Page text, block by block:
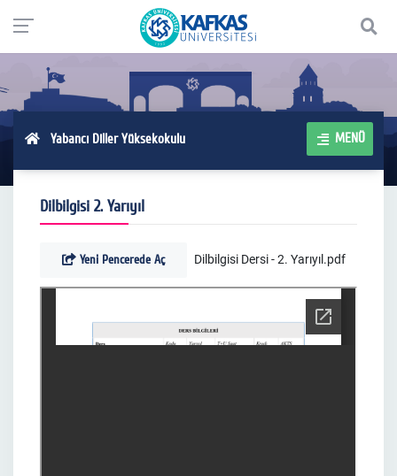
Yabancı Diller Yüksekokulu MENÜ
Dilbilgisi 2. Yarıyıl
Yeni Pencerede Aç Dilbilgisi Dersi - 2. Yarıyıl.pdf